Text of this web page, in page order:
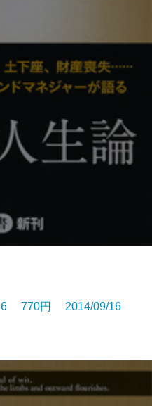
6 770円 2014/09/16